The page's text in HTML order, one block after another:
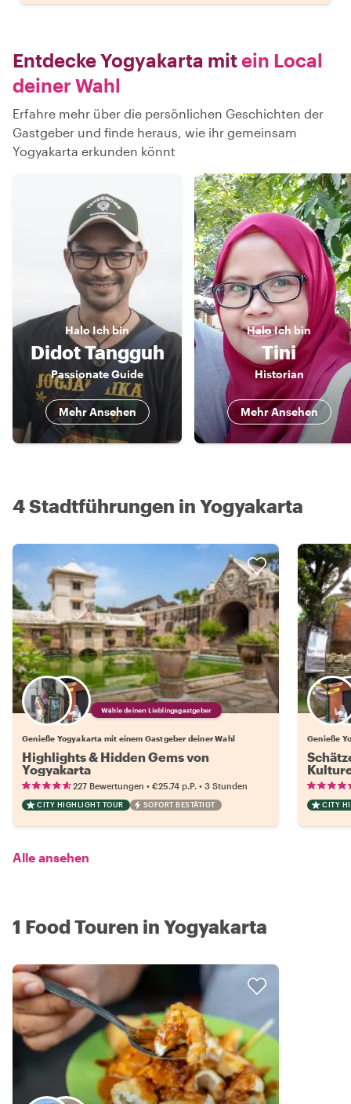
Entdecke Yogyakarta mitein Local
deiner Wahl
Erfahre mehr über die persönlichen Geschichten der
Gastgeber und finde heraus, wie ihr gemeinsam
Yogyakarta erkunden könnt
Halo Ich bin
Didot Tangguh
Passionate Guide
Mehr Ansehen
HaloIch bin
Tini
Historian
Mehr Ansehen
4 Stadtführungen in Yogyakarta
Wähle deinen Lieblingsgastgeber
Genieße Yogyakarta mit einem Gastgeber deiner Wahl
Highlights & Hidden Gems von
Yogyakarta
227 Bewertungen • €25.74 p.P. • 3 Stunden
CITY HIGHLIGHT TOUR SOFORT BESTÄTIGT
Genieße
CITY
Alle ansehen
1 Food Touren in Yogyakarta